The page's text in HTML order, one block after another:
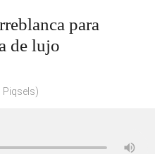
para
de lujo
Piqsels)